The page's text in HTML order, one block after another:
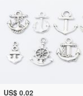
US$ 0.02